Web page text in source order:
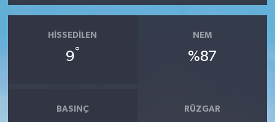
HISSEDILEN
9°
NEM
%87
BASINÇ RÜZGAR